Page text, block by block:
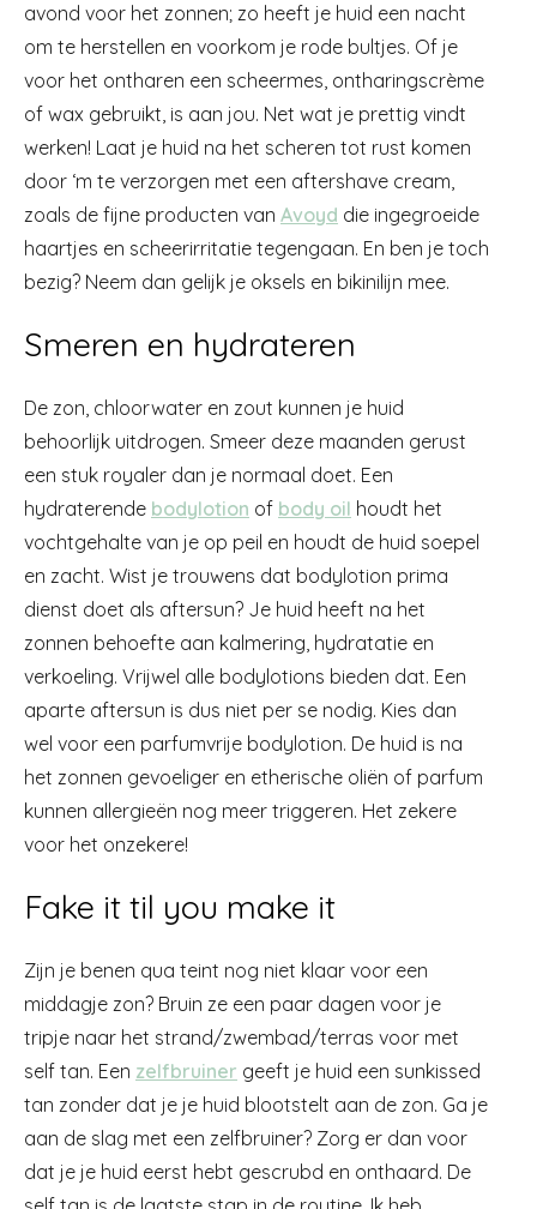
avond voor het zonnen; zo heeft je huid een nacht
om te herstellen en voorkom je rode bultjes. Of je
voor het ontharen een scheermes, ontharingscrème
of wax gebruikt, is aan jou. Net wat je prettig vindt
werken! Laat je huid na het scheren tot rust komen
door ‘m te verzorgen met een aftershave cream,
zoals de fijne producten van Avoyd die ingegroeide
haartjes en scheerirritatie tegengaan. En ben je toch
bezig? Neem dan gelijk je oksels en bikinilijn mee.
Smeren en hydrateren
De zon, chloorwater en zout kunnen je huid
behoorlijk uitdrogen. Smeer deze maanden gerust
een stuk royaler dan je normaal doet. Een
hydraterende bodylotion of body oil houdt het
vochtgehalte van je op peil en houdt de huid soepel
en zacht. Wist je trouwens dat bodylotion prima
dienst doet als aftersun? Je huid heeft na het
zonnen behoefte aan kalmering, hydratatie en
verkoeling. Vrijwel alle bodylotions bieden dat. Een
aparte aftersun is dus niet per se nodig. Kies dan
wel voor een parfumvrije bodylotion. De huid is na
het zonnen gevoeliger en etherische oliën of parfum
kunnen allergieën nog meer triggeren. Het zekere
voor het onzekere!
Fake it til you make it
Zijn je benen qua teint nog niet klaar voor een
middagje zon? Bruin ze een paar dagen voor je
tripje naar het strand/zwembad/terras voor met
self tan. Een zelfbruiner geeft je huid een sunkissed
tan zonder dat je je huid blootstelt aan de zon. Ga je
aan de slag met een zelfbruiner? Zorg er dan voor
dat je je huid eerst hebt gescrubd en onthaard. De